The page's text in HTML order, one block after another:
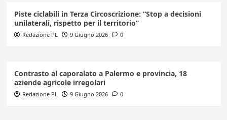
Piste ciclabili in Terza Circoscrizione: “Stop a decisioni
unilaterali, rispetto per il territorio”
Redazione PL 9 Giugno 2026 0
Contrasto al caporalato a Palermo e provincia, 18
aziende agricole irregolari
Redazione PL 9 Giugno 2026 0